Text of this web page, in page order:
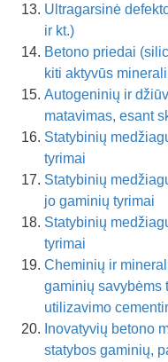
Ultragarsinė
ir kt.)
Betono priedai
kiti aktyvūs
Autogeninių ir
matavimas, esant
Statybinių
tyrimai
Statybinių
jo gaminių tyrimai
Statybinių
tyrimai
Cheminių ir
gaminių savybėms
utilizavimo
Inovatyvių betono
statybos gaminių,